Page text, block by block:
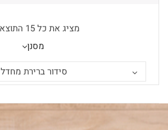
מציג את כל 15 התוצאות
מסנן
סידור ברירת מחדל